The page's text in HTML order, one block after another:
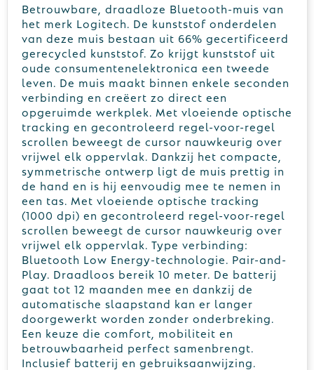
Betrouwbare, draadloze Bluetooth-muis van
het merk Logitech. De kunststof onderdelen
van deze muis bestaan uit 66% gecertificeerd
gerecycled kunststof. Zo krijgt kunststof uit
oude consumentenelektronica een tweede
leven. De muis maakt binnen enkele seconden
verbinding en creëert zo direct een
opgeruimde werkplek. Met vloeiende optische
tracking en gecontroleerd regel-voor-regel
scrollen beweegt de cursor nauwkeurig over
vrijwel elk oppervlak. Dankzij het compacte,
symmetrische ontwerp ligt de muis prettig in
de hand en is hij eenvoudig mee te nemen in
een tas. Met vloeiende optische tracking
(1000 dpi) en gecontroleerd regel-voor-regel
scrollen beweegt de cursor nauwkeurig over
vrijwel elk oppervlak. Type verbinding:
Bluetooth Low Energy-technologie. Pair-and-
Play. Draadloos bereik 10 meter. De batterij
gaat tot 12 maanden mee en dankzij de
automatische slaapstand kan er langer
doorgewerkt worden zonder onderbreking.
Een keuze die comfort, mobiliteit en
betrouwbaarheid perfect samenbrengt.
Inclusief batterij en gebruiksaanwijzing.